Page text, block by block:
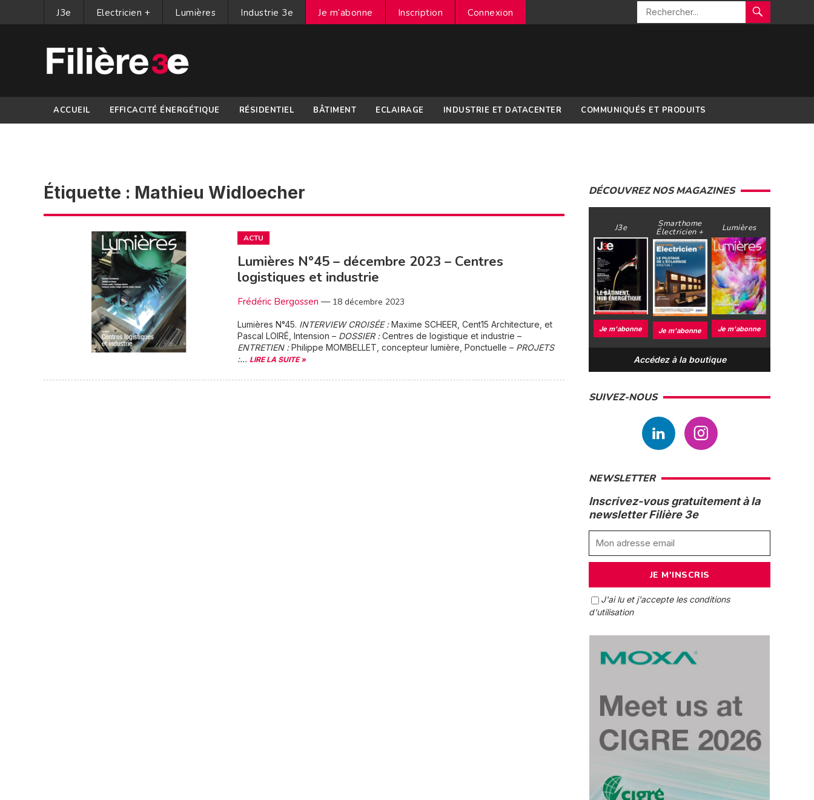
J3e Electricien + Lumières Industrie 3e Je m’abonne Inscription Connexion
ACCUEIL EFFICACITÉ ÉNERGÉTIQUE RÉSIDENTIEL BÂTIMENT ECLAIRAGE INDUSTRIE ET DATACENTER COMMUNIQUÉS ET PRODUITS
Étiquette : Mathieu Widloecher
ACTU
Lumières N°45 – décembre 2023 – Centres
logistiques et industrie
Frédéric Bergossen — 18 décembre 2023
Lumières N°45. INTERVIEW CROISÉE :Maxime SCHEER, Cent15 Architecture, et
Pascal LOIRÉ, Intension – DOSSIER :Centres de logistique et industrie –
ENTRETIEN :Philippe MOMBELLET, concepteur lumière, Ponctuelle – PROJETS
:... LIRE LA SUITE »
DÉCOUVREZ NOS MAGAZINES
J3e
Je m'abonne
Smarthome
Électricien +
Je m'abonne
Lumières
Je m'abonne
Accédez à la boutique
SUIVEZ-NOUS
NEWSLETTER
Inscrivez-vous gratuitement à la
newsletter Filière 3e
J'ai lu et j'accepte les conditions
d'utilisation